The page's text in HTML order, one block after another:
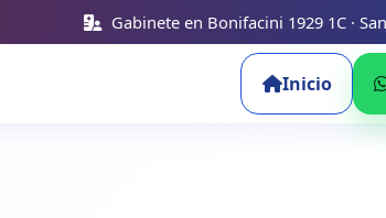
Gabinete en Bonifacini 1929 1C ·
Inicio